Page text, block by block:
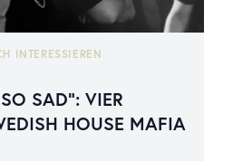
INTERESSIEREN
SAD“: VIER
HOUSE MAFIA